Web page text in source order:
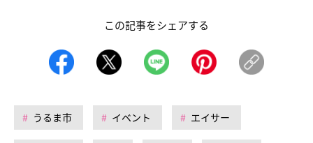
この記事をシェアする
うるま市 イベント エイサー